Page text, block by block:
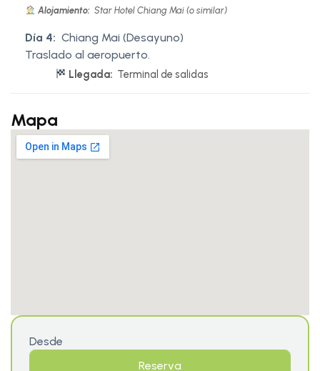
Alojamiento: Star Hotel Chiang Mai (o similar)
Día 4: Chiang Mai (Desayuno)
Traslado al aeropuerto.
Llegada: Terminal de salidas
Mapa
Desde
Reserva